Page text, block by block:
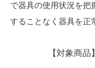
で器具の使用状況を把
することなく器具を正
【対象商品】